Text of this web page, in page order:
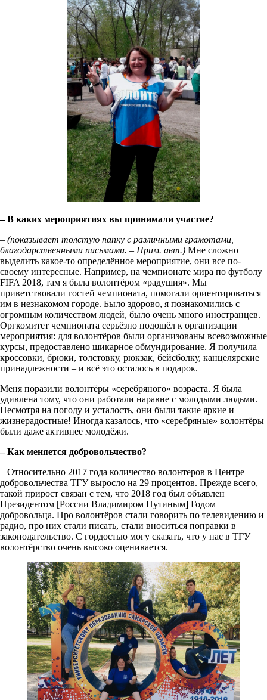
– В каких мероприятиях вы принимали участие?
– (показывает толстую папку с различными грамотами,
благодарственными письмами. – Прим. авт.) Мне сложно
выделить какое-то определённое мероприятие, они все по-
своему интересные. Например, на чемпионате мира по футболу
FIFA 2018, там я была волонтёром «радушия». Мы
приветствовали гостей чемпионата, помогали ориентироваться
им в незнакомом городе. Было здорово, я познакомились с
огромным количеством людей, было очень много иностранцев.
Оргкомитет чемпионата серьёзно подошёл к организации
мероприятия: для волонтёров были организованы всевозможные
курсы, предоставлено шикарное обмундирование. Я получила
кроссовки, брюки, толстовку, рюкзак, бейсболку, канцелярские
принадлежности – и всё это осталось в подарок.
Меня поразили волонтёры «серебряного» возраста. Я была
удивлена тому, что они работали наравне с молодыми людьми.
Несмотря на погоду и усталость, они были такие яркие и
жизнерадостные! Иногда казалось, что «серебряные» волонтёры
были даже активнее молодёжи.
– Как меняется добровольчество?
– Относительно 2017 года количество волонтеров в Центре
добровольчества ТГУ выросло на 29 процентов. Прежде всего,
такой прирост связан с тем, что 2018 год был объявлен
Президентом [России Владимиром Путиным] Годом
добровольца. Про волонтёров стали говорить по телевидению и
радио, про них стали писать, стали вноситься поправки в
законодательство. С гордостью могу сказать, что у нас в ТГУ
волонтёрство очень высоко оценивается.